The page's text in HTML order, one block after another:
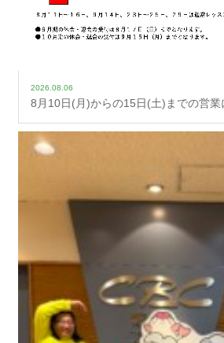
2026.08.06
8月10日(月)からの15日(土)までの営業